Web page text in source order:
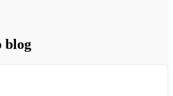
blog